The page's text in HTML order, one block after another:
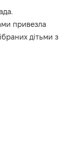
привезла
дітьми з